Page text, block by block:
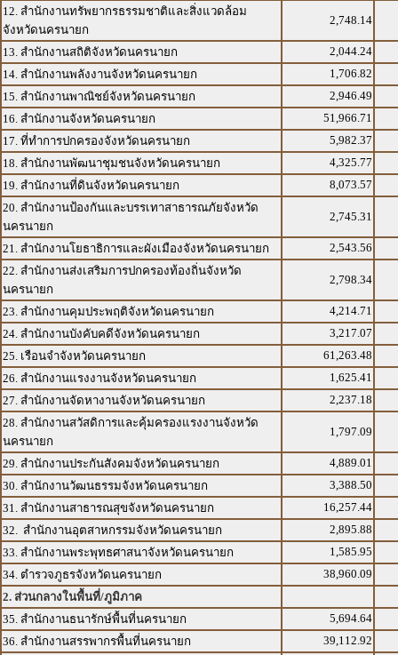
12. สำนักงานทรัพยากรธรรมชาติและสิ่งแวดล้อม
จังหวัดนครนายก
2,748.14
13. สำนักงานสถิติจังหวัดนครนายก
2,044.24
14. สำนักงานพลังงานจังหวัดนครนายก
1,706.82
15. สำนักงานพาณิชย์จังหวัดนครนายก
2,946.49
16. สำนักงานจังหวัดนครนายก
51,966.71
17. ที่ทำการปกครองจังหวัดนครนายก
5,982.37
18. สำนักงานพัฒนาชุมชนจังหวัดนครนายก
4,325.77
19. สำนักงานที่ดินจังหวัดนครนายก
8,073.57
20. สำนักงานป้องกันและบรรเทาสาธารณภัยจังหวัด
นครนายก
2,745.31
21. สำนักงานโยธาธิการและผังเมืองจังหวัดนครนายก
2,543.56
22. สำนักงานส่งเสริมการปกครองท้องถิ่นจังหวัด
นครนายก
2,798.34
23. สำนักงานคุมประพฤติจังหวัดนครนายก
4,214.71
24. สำนักงานบังคับคดีจังหวัดนครนายก
3,217.07
25. เรือนจำจังหวัดนครนายก
61,263.48
26. สำนักงานแรงงานจังหวัดนครนายก
1,625.41
27. สำนักงานจัดหางานจังหวัดนครนายก
2,237.18
28. สำนักงานสวัสดิการและคุ้มครองแรงงานจังหวัด
นครนายก
1,797.09
29. สำนักงานประกันสังคมจังหวัดนครนายก
4,889.01
30. สำนักงานวัฒนธรรมจังหวัดนครนายก
3,388.50
31. สำนักงานสาธารณสุขจังหวัดนครนายก
16,257.44
32. สำนักงานอุตสาหกรรมจังหวัดนครนายก
2,895.88
33. สำนักงานพระพุทธศาสนาจังหวัดนครนายก
1,585.95
34. ตำรวจภูธรจังหวัดนครนายก
38,960.09
2. ส่วนกลางในพื้นที่/ภูมิภาค
35. สำนักงานธนารักษ์พื้นที่นครนายก
5,694.64
36. สำนักงานสรรพากรพื้นที่นครนายก
39,112.92